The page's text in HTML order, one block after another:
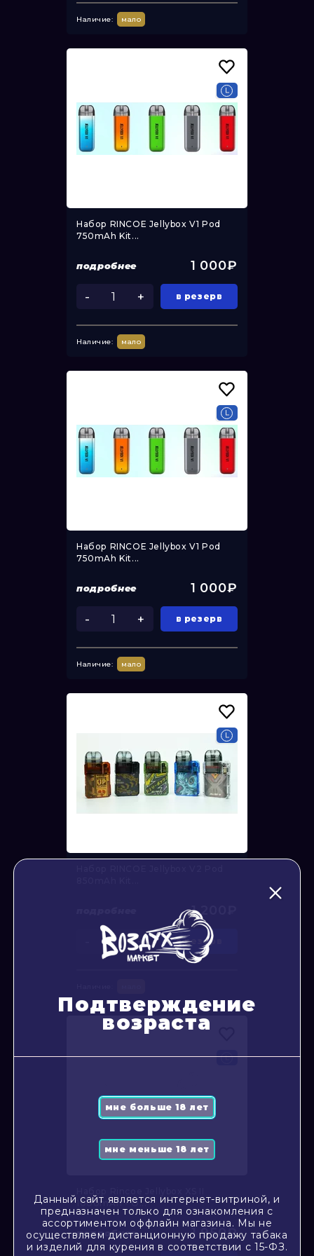
Наличие: мало
Набор RINCOE Jellybox V1 Pod
750mAh Kit...
подробнее 1 000₽
- + в резерв
Наличие: мало
Набор RINCOE Jellybox V1 Pod
750mAh Kit...
подробнее 1 000₽
- + в резерв
Наличие: мало
1 200₽
+ в резерв
1000mAh - O...
подробнее 1 950₽
Подтверждение
возраста
Данный сайт является интернет-витриной, и
предназначен только для ознакомления с
ассортиментом оффлайн магазина. Мы не
осуществляем дистанционную продажу табака
и изделий для курения в соответствии с 15-ФЗ.